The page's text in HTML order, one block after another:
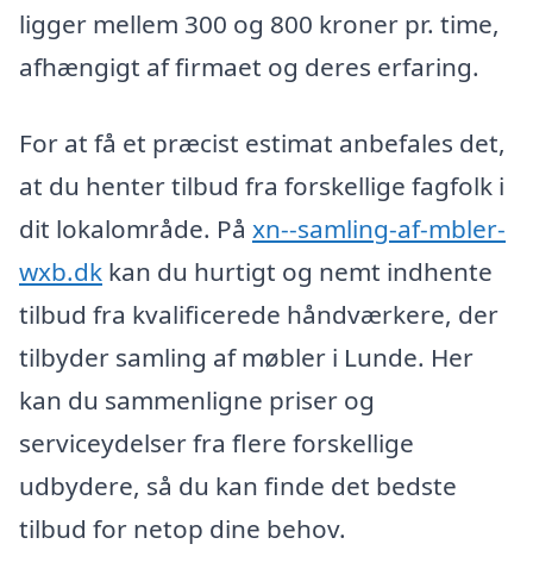
ligger mellem 300 og 800 kroner pr. time,
afhængigt af firmaet og deres erfaring.
For at få et præcist estimat anbefales det,
at du henter tilbud fra forskellige fagfolk i
dit lokalområde. På xn--samling-af-mbler-
wxb.dk kan du hurtigt og nemt indhente
tilbud fra kvalificerede håndværkere, der
tilbyder samling af møbler i Lunde. Her
kan du sammenligne priser og
serviceydelser fra flere forskellige
udbydere, så du kan finde det bedste
tilbud for netop dine behov.